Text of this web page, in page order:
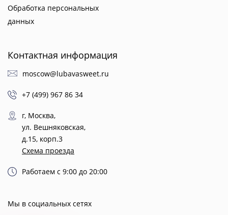
Обработка персональных
данных
Контактная информация
moscow@lubavasweet.ru
+7 (499) 967 86 34
г, Москва,
ул. Вешняковская,
д.15, корп.3
Схема проезда
Работаем с 9:00 до 20:00
Мы в социальных сетях